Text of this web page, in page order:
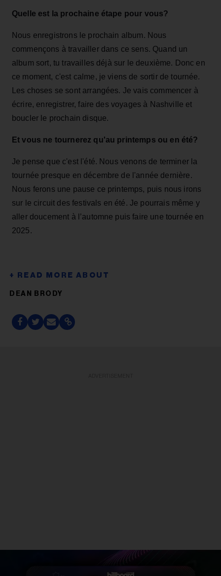
Quelle est la prochaine étape pour vous?
Nous enregistrons le prochain album. Nous
commençons à travailler dans ce sens. Quand un
album sort, tu travailles déjà sur le deuxième. Donc en
ce moment, c'est calme, je viens de sortir de tournée.
Les choses se sont arrangées. Je vais commencer à
écrire, enregistrer, faire des voyages à Nashville et
boucler le prochain disque.
Et vous ne tournerez qu'au printemps ou en été?
Je pense que c'est l'été. Nous venons de terminer la
tournée presque en décembre de l'année dernière.
Nous ferons une pause ce printemps, puis nous irons
sur le circuit des festivals en été. Je pourrais même y
aller doucement à l’automne puis faire une tournée en
2025.
DEAN BRODY